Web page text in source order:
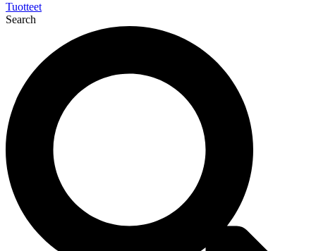
Tuotteet
Search